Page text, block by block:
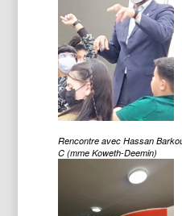
Rencontre avec Hassan
C (mme Koweth-Deemin)